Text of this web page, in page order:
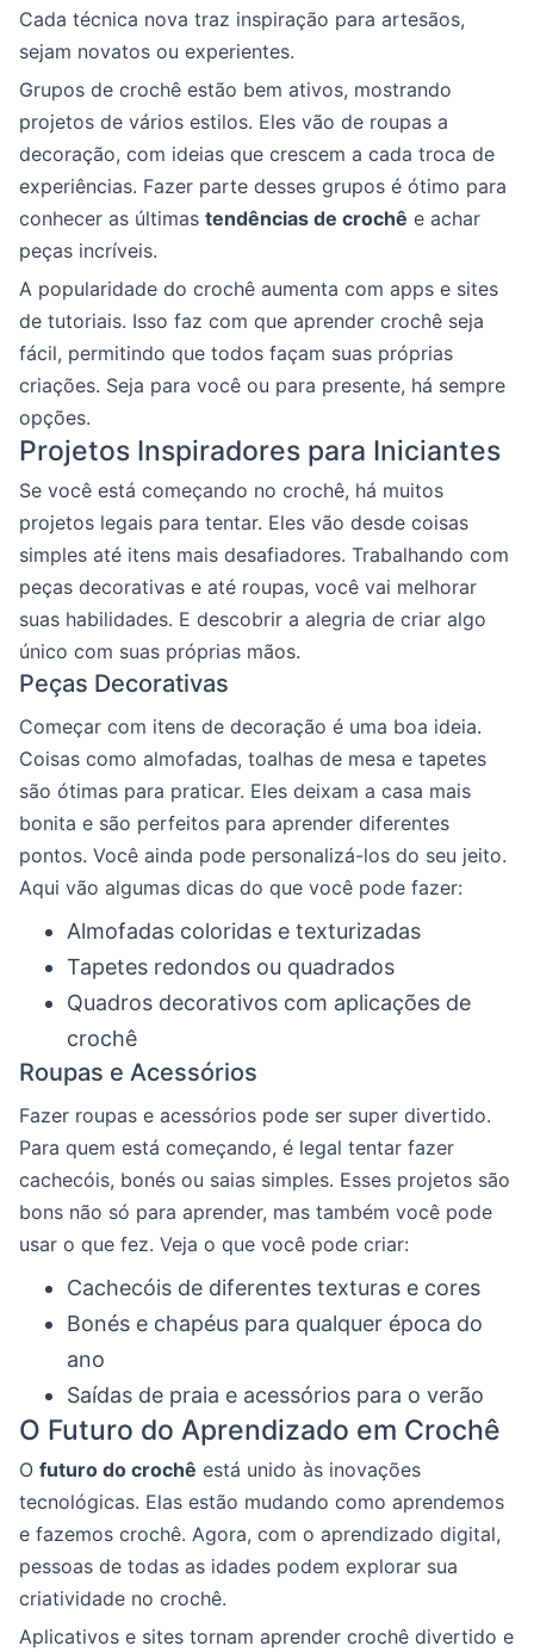
Cada técnica nova traz inspiração para artesãos,
sejam novatos ou experientes.
Grupos de crochê estão bem ativos, mostrando
projetos de vários estilos. Eles vão de roupas a
decoração, com ideias que crescem a cada troca de
experiências. Fazer parte desses grupos é ótimo para
conhecer as últimas tendências de crochê e achar
peças incríveis.
A popularidade do crochê aumenta com apps e sites
de tutoriais. Isso faz com que aprender crochê seja
fácil, permitindo que todos façam suas próprias
criações. Seja para você ou para presente, há sempre
opções.
Projetos Inspiradores para Iniciantes
Se você está começando no crochê, há muitos
projetos legais para tentar. Eles vão desde coisas
simples até itens mais desafiadores. Trabalhando com
peças decorativas e até roupas, você vai melhorar
suas habilidades. E descobrir a alegria de criar algo
único com suas próprias mãos.
Peças Decorativas
Começar com itens de decoração é uma boa ideia.
Coisas como almofadas, toalhas de mesa e tapetes
são ótimas para praticar. Eles deixam a casa mais
bonita e são perfeitos para aprender diferentes
pontos. Você ainda pode personalizá-los do seu jeito.
Aqui vão algumas dicas do que você pode fazer:
Almofadas coloridas e texturizadas
Tapetes redondos ou quadrados
Quadros decorativos com aplicações de
crochê
Roupas e Acessórios
Fazer roupas e acessórios pode ser super divertido.
Para quem está começando, é legal tentar fazer
cachecóis, bonés ou saias simples. Esses projetos são
bons não só para aprender, mas também você pode
usar o que fez. Veja o que você pode criar:
Cachecóis de diferentes texturas e cores
Bonés e chapéus para qualquer época do
ano
Saídas de praia e acessórios para o verão
O Futuro do Aprendizado em Crochê
O futuro do crochê está unido às inovações
tecnológicas. Elas estão mudando como aprendemos
e fazemos crochê. Agora, com o aprendizado digital,
pessoas de todas as idades podem explorar sua
criatividade no crochê.
Aplicativos e sites tornam aprender crochê divertido e